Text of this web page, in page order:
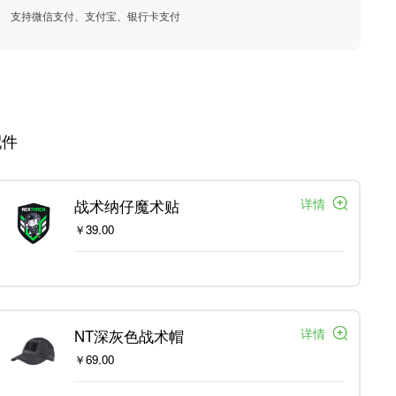
支持微信支付、支付宝、银行卡支付
战术纳仔魔术贴
￥39.00
详情
NT深灰色战术帽
￥69.00
详情